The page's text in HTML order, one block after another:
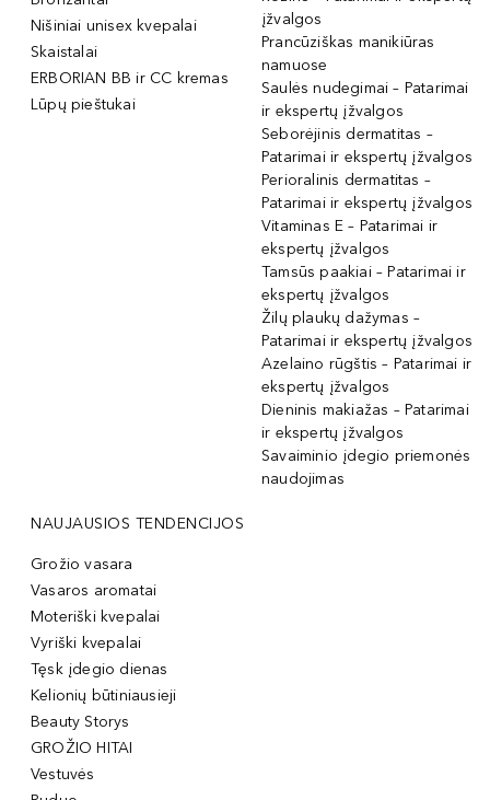
Nišiniai unisex kvepalai
Skaistalai
ERBORIAN BB ir CC kremas
Lūpų pieštukai
įžvalgos
Prancūziškas manikiūras
namuose
Saulės nudegimai – Patarimai
ir ekspertų įžvalgos
Seborėjinis dermatitas –
Patarimai ir ekspertų įžvalgos
Perioralinis dermatitas –
Patarimai ir ekspertų įžvalgos
Vitaminas E – Patarimai ir
ekspertų įžvalgos
Tamsūs paakiai – Patarimai ir
ekspertų įžvalgos
Žilų plaukų dažymas –
Patarimai ir ekspertų įžvalgos
Azelaino rūgštis – Patarimai ir
ekspertų įžvalgos
Dieninis makiažas – Patarimai
ir ekspertų įžvalgos
Savaiminio įdegio priemonės
naudojimas
NAUJAUSIOS TENDENCIJOS
Grožio vasara
Vasaros aromatai
Moteriški kvepalai
Vyriški kvepalai
Tęsk įdegio dienas
Kelionių būtiniausieji
Beauty Storys
GROŽIO HITAI
Vestuvės